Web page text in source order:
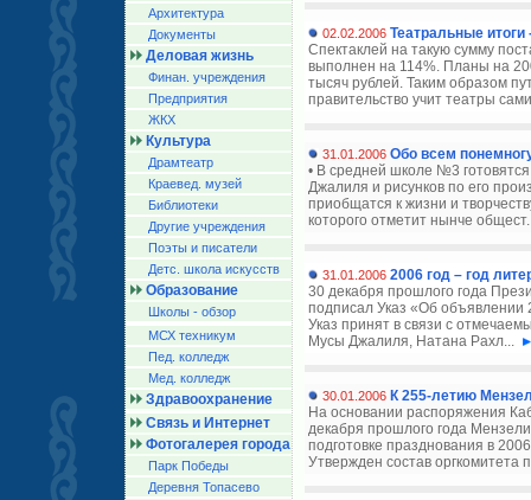
Архитектура
Документы
Деловая жизнь
Финан. учреждения
Предприятия
ЖКХ
Культура
Драмтеатр
Краевед. музей
Библиотеки
Другие учреждения
Поэты и писатели
Детс. школа искусств
Образование
Школы - обзор
МСХ техникум
Пед. колледж
Мед. колледж
Здравоохранение
Связь и Интернет
Фотогалерея города
Парк Победы
Деревня Топасево
02.02.2006 Театральные
Спектаклей на такую сумму
выполнен на 114%. Планы на
тысяч рублей. Таким образом
правительство учит театры
31.01.2006 Обо всем
• В средней школе №3
Джалиля и рисунков по его
приобщатся к жизни и
которого отметит нынче
31.01.2006 2006 год – год
30 декабря прошлого года
подписал Указ «Об объявлении
Указ принят в связи с
Мусы Джалиля, Натана Рахл...
30.01.2006 К 255-летию
На основании распоряжения
декабря прошлого года
подготовке празднования в
Утвержден состав оргкомитета